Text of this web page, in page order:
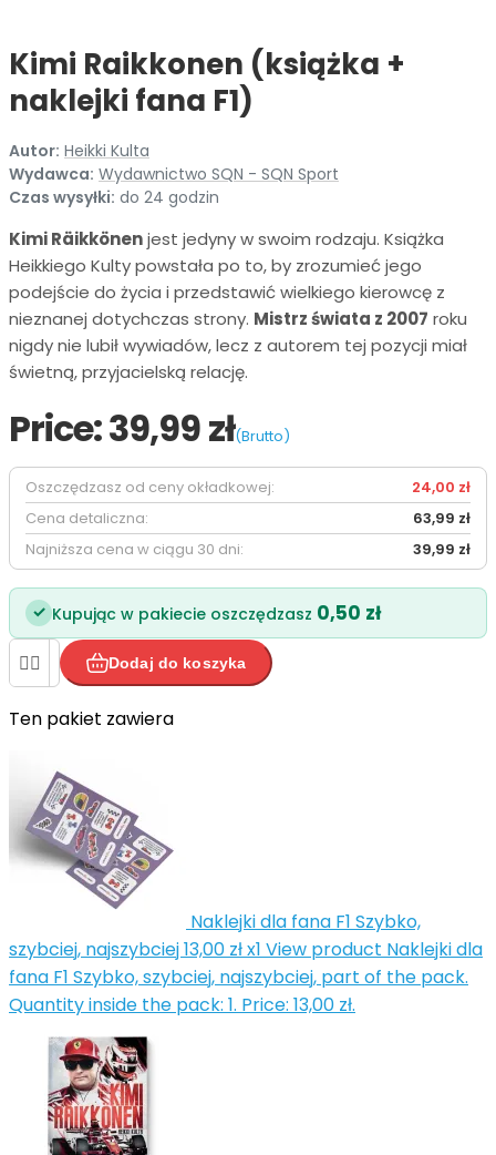
Kimi Raikkonen (książka +
naklejki fana F1)
Autor: Heikki Kulta
Wydawca: Wydawnictwo SQN - SQN Sport
Czas wysyłki: do 24 godzin
Kimi Räikkönenjest jedyny w swoim rodzaju. Książka
Heikkiego Kulty powstała po to, by zrozumieć jego
podejście do życia i przedstawić wielkiego kierowcę z
nieznanej dotychczas strony. Mistrz świata z 2007 roku
nigdy nie lubił wywiadów, lecz z autorem tej pozycji miał
świetną, przyjacielską relację.
Price:39,99 zł(Brutto)
Oszczędzasz od ceny okładkowej:
24,00 zł
Cena detaliczna:
63,99 zł
Najniższa cena w ciągu 30 dni:
39,99 zł
✓ Kupując w pakiecie oszczędzasz 0,50 zł
  Dodaj do koszyka
Ten pakiet zawiera
Naklejki dla fana F1 Szybko,
szybciej, najszybciej13,00 złx1 View product Naklejki dla
fana F1 Szybko, szybciej, najszybciej, part of the pack.
Quantity inside the pack: 1. Price: 13,00 zł.